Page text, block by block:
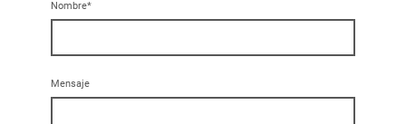
Nombre*
Mensaje